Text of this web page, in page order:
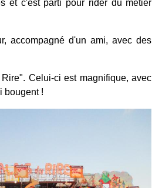
et c'est parti pour rider du métier
accompagné d'un ami, avec des
Celui-ci est magnifique, avec
bougent !